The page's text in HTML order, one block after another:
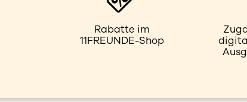
Rabatte im
11FREUNDE-Shop